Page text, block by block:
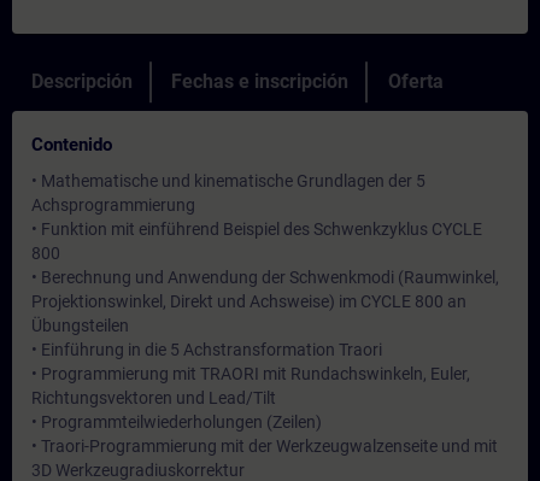
Descripción Fechas e inscripción Oferta
Contenido
• Mathematische und kinematische Grundlagen der 5
Achsprogrammierung
• Funktion mit einführend Beispiel des Schwenkzyklus CYCLE
800
• Berechnung und Anwendung der Schwenkmodi (Raumwinkel,
Projektionswinkel, Direkt und Achsweise) im CYCLE 800 an
Übungsteilen
• Einführung in die 5 Achstransformation Traori
• Programmierung mit TRAORI mit Rundachswinkeln, Euler,
Richtungsvektoren und Lead/Tilt
• Programmteilwiederholungen (Zeilen)
• Traori-Programmierung mit der Werkzeugwalzenseite und mit
3D Werkzeugradiuskorrektur